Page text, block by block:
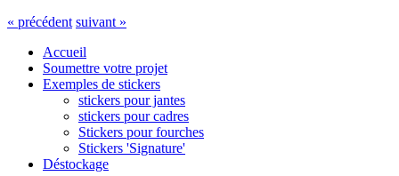
« précédent suivant »
Accueil
Soumettre votre projet
Exemples de stickers
stickers pour jantes
stickers pour cadres
Stickers pour fourches
Stickers 'Signature'
Déstockage